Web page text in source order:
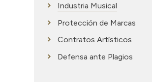
Industria Musical
Protección de Marcas
Contratos Artísticos
Defensa ante Plagios